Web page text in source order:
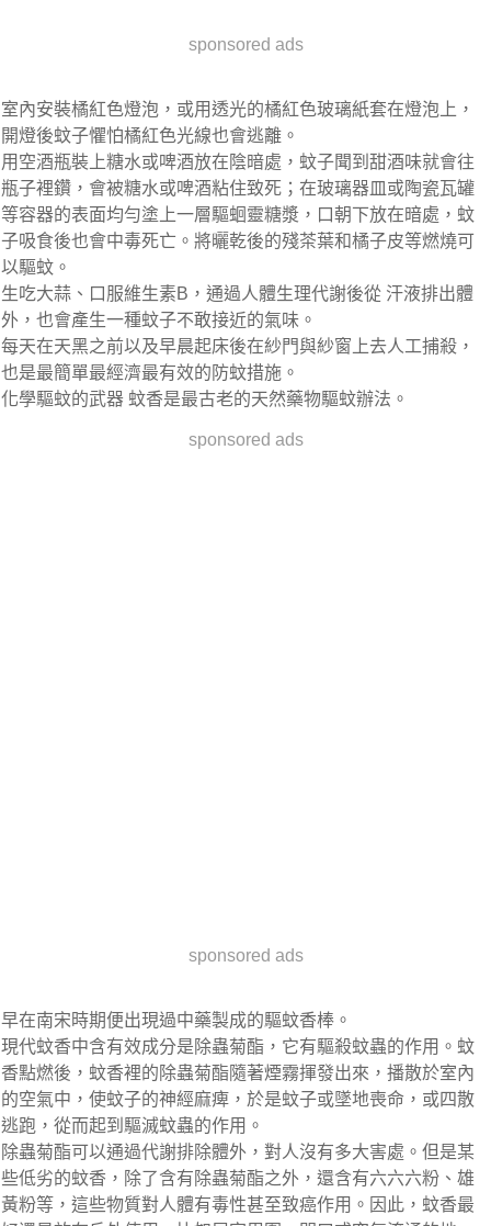
sponsored ads
室內安裝橘紅色燈泡，或用透光的橘紅色玻璃紙套在燈泡上，
開燈後蚊子懼怕橘紅色光線也會逃離。
用空酒瓶裝上糖水或啤酒放在陰暗處，蚊子聞到甜酒味就會往
瓶子裡鑽，會被糖水或啤酒粘住致死；在玻璃器皿或陶瓷瓦罐
等容器的表面均勻塗上一層驅蛔靈糖漿，口朝下放在暗處，蚊
子吸食後也會中毒死亡。將曬乾後的殘茶葉和橘子皮等燃燒可
以驅蚊。
生吃大蒜、口服維生素B，通過人體生理代謝後從 汗液排出體
外，也會產生一種蚊子不敢接近的氣味。
每天在天黑之前以及早晨起床後在紗門與紗窗上去人工捕殺，
也是最簡單最經濟最有效的防蚊措施。
化學驅蚊的武器 蚊香是最古老的天然藥物驅蚊辦法。
sponsored ads
sponsored ads
早在南宋時期便出現過中藥製成的驅蚊香棒。
現代蚊香中含有效成分是除蟲菊酯，它有驅殺蚊蟲的作用。蚊
香點燃後，蚊香裡的除蟲菊酯隨著煙霧揮發出來，播散於室內
的空氣中，使蚊子的神經麻痺，於是蚊子或墜地喪命，或四散
逃跑，從而起到驅滅蚊蟲的作用。
除蟲菊酯可以通過代謝排除體外，對人沒有多大害處。但是某
些低劣的蚊香，除了含有除蟲菊酯之外，還含有六六六粉、雄
黃粉等，這些物質對人體有毒性甚至致癌作用。因此，蚊香最